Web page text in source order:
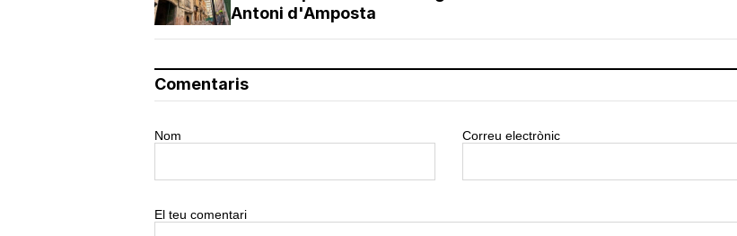
Antoni d'Amposta
Comentaris
Nom Correu electrònic
El teu comentari